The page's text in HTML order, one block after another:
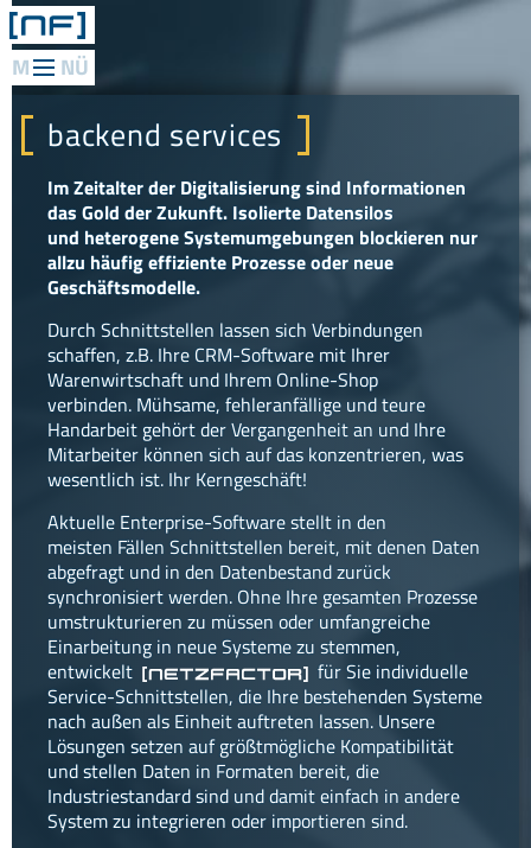
web
applications
Webanwendungen
Backend
Services
Mobile
Lösungen
Anwendungen
Assistant
Virtuelle
Kommunikation
Virtuelle
Veranstaltungen
mediadesign
network
consulting
research
backend services
Im Zeitalter der Digitalisierung sind Informationen
das Gold der Zukunft. Isolierte Datensilos
und heterogene Systemumgebungen blockieren nur
allzu häufig effiziente Prozesse oder neue
Geschäftsmodelle.
Durch Schnittstellen lassen sich Verbindungen
schaffen, z.B. Ihre CRM-Software mit Ihrer
Warenwirtschaft und Ihrem Online-Shop
verbinden. Mühsame, fehleranfällige und teure
Handarbeit gehört der Vergangenheit an und Ihre
Mitarbeiter können sich auf das konzentrieren, was
wesentlich ist. Ihr Kerngeschäft!
Aktuelle Enterprise-Software stellt in den
meisten Fällen Schnittstellen bereit, mit denen Daten
abgefragt und in den Datenbestand zurück
synchronisiert werden. Ohne Ihre gesamten Prozesse
umstrukturieren zu müssen oder umfangreiche
Einarbeitung in neue Systeme zu stemmen,
entwickelt [netzfactor] für Sie individuelle
Service-Schnittstellen, die Ihre bestehenden Systeme
nach außen als Einheit auftreten lassen. Unsere
Lösungen setzen auf größtmögliche Kompatibilität
und stellen Daten in Formaten bereit, die
Industriestandard sind und damit einfach in andere
System zu integrieren oder importieren sind.